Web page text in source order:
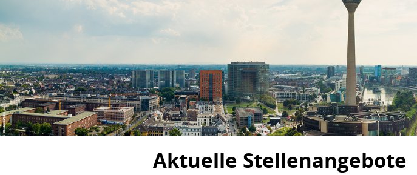
Aktuelle Stellenangebote